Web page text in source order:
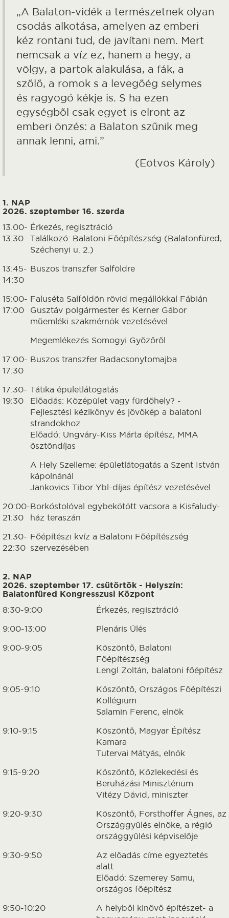
„A Balaton-vidék a természetnek olyan
csodás alkotása, amelyen az emberi
kéz rontani tud, de javítani nem. Mert
nemcsak a víz ez, hanem a hegy, a
völgy, a partok alakulása, a fák, a
szőlő, a romok s a levegőég selymes
és ragyogó kékje is. S ha ezen
egységből csak egyet is elront az
emberi önzés: a Balaton szűnik meg
annak lenni, ami.”
(Eötvös Károly)
1. NAP
2026. szeptember 16. szerda
13.00-
13:30
Érkezés, regisztráció
Találkozó: Balatoni Főépítészség (Balatonfüred,
Széchenyi u. 2.)
13:45-
14:30
Buszos transzfer Salföldre
15:00-
17:00
Faluséta Salföldön rövid megállókkal Fábián
Gusztáv polgármester és Kerner Gábor
műemléki szakmérnök vezetésével
Megemlékezés Somogyi Győzőről
17:00-
17:30
Buszos transzfer Badacsonytomajba
17:30-
19:30
Tátika épületlátogatás
Előadás: Középület vagy fürdőhely? -
Fejlesztési kézikönyv és jövőkép a balatoni
strandokhoz
Előadó: Ungváry-Kiss Márta építész, MMA
ösztöndíjas
A Hely Szelleme: épületlátogatás a Szent István
kápolnánál
Jankovics Tibor Ybl-díjas építész vezetésével
20:00-
21:30
Borkóstolóval egybekötött vacsora a Kisfaludy-
ház teraszán
21:30-
22:30
Főépítészi kvíz a Balatoni Főépítészség
szervezésében
2. NAP
2026. szeptember 17. csütörtök - Helyszín:
Balatonfüred Kongresszusi Központ
8:30-9:00
Érkezés, regisztráció
9:00-13:00 Plenáris Ülés
9:00-9:05
Köszöntő, Balatoni
Főépítészség
Lengl Zoltán, balatoni főépítész
9:05-9:10
Köszöntő, Országos Főépítészi
Kollégium
Salamin Ferenc, elnök
9:10-9:15
Köszöntő, Magyar Építész
Kamara
Tutervai Mátyás, elnök
9:15-9:20
Köszöntő, Közlekedési és
Beruházási Minisztérium
Vitézy Dávid, miniszter
9:20-9:30
Köszöntő, Forsthoffer Ágnes, az
Országgyűlés elnöke, a régió
országgyűlési képviselője
9:30-9:50
Az előadás címe egyeztetés
alatt
Előadó: Szemerey Samu,
országos főépítész
9:50-10:20
A helyből kinövő építészet- a